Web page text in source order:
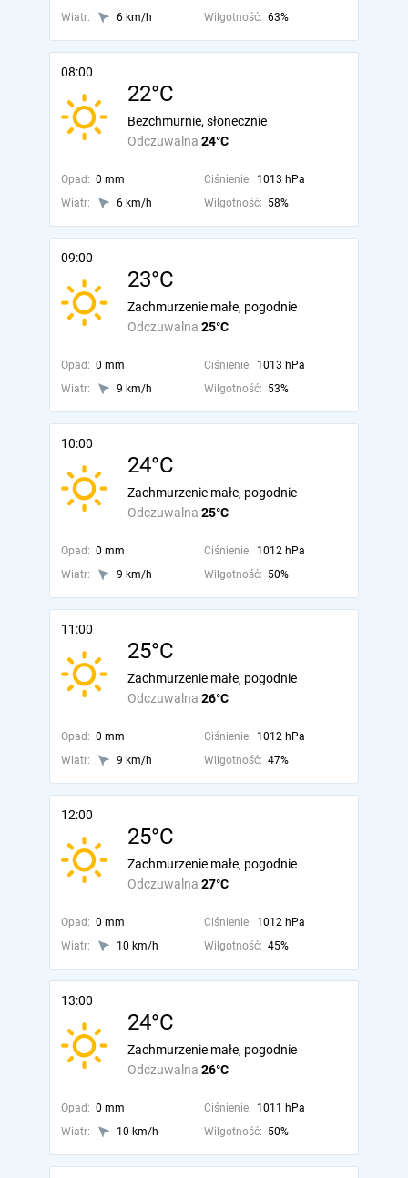
Wiatr: 6 km/h Wilgotność: 63%
08:00
22°C
Odczuwalna 24°C
Bezchmurnie, słonecznie
Opad: 0 mm Ciśnienie: 1013 hPa
Wiatr:
6 km/h Wilgotność: 58%
09:00
23°C
Odczuwalna 25°C
Zachmurzenie małe, pogodnie
Opad: 0 mm Ciśnienie: 1013 hPa
Wiatr:
9 km/h Wilgotność: 53%
10:00
24°C
Odczuwalna 25°C
Zachmurzenie małe, pogodnie
Opad: 0 mm Ciśnienie: 1012 hPa
Wiatr:
9 km/h Wilgotność: 50%
11:00
25°C
Odczuwalna 26°C
Zachmurzenie małe, pogodnie
Opad: 0 mm Ciśnienie: 1012 hPa
Wiatr:
9 km/h Wilgotność: 47%
12:00
25°C
Odczuwalna 27°C
Zachmurzenie małe, pogodnie
Opad: 0 mm Ciśnienie: 1012 hPa
Wiatr:
10 km/h Wilgotność: 45%
13:00
24°C
Odczuwalna 26°C
Zachmurzenie małe, pogodnie
Opad: 0 mm Ciśnienie: 1011 hPa
Wiatr:
10 km/h Wilgotność: 50%